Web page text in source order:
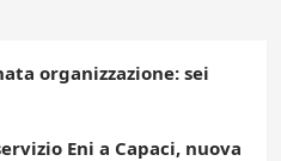
organizzazione: sei
Eni a Capaci, nuova